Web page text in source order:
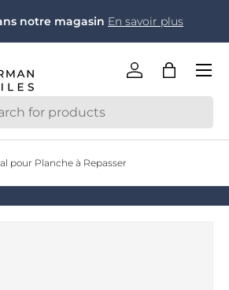
notre magasin En savoir plus
Se connecter
Panier
Menu
pour Planche à Repasser